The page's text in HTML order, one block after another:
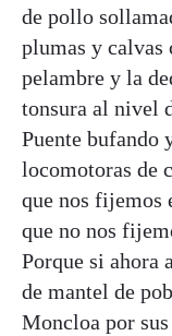
de pollo
plumas y calvas
pelambre y la
tonsura al nivel
Puente bufando
locomotoras de
que nos fijemos
que no nos
Porque si ahora
de mantel de
Moncloa por